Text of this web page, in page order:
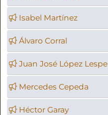
Isabel Martínez
Álvaro Corral
Juan José López Lespe
Mercedes Cepeda
Héctor Garay